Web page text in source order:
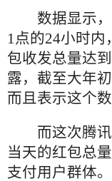
数据显示
1 点的24小时内
包收发总量达到
露，截至大年
而且表示这个
而这次腾
当天的红包总
支付用户群体